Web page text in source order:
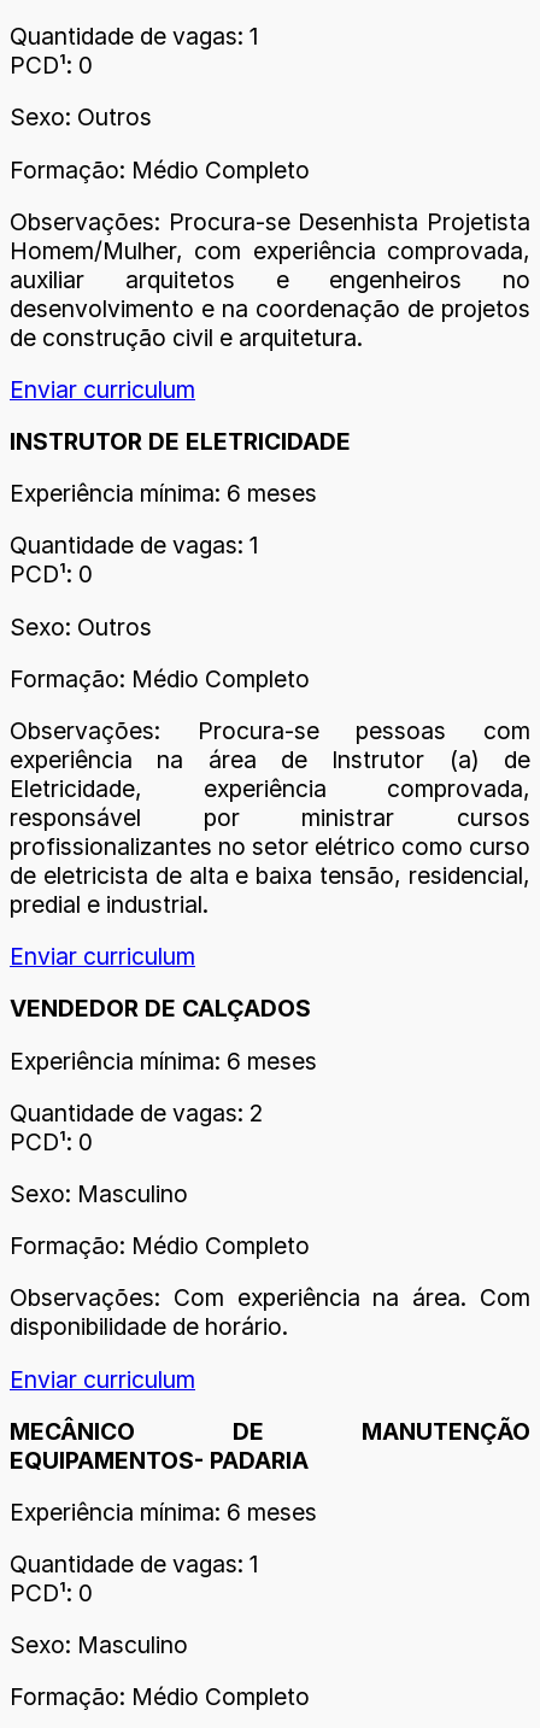
Quantidade de vagas: 1
PCD¹: 0
Sexo: Outros
Formação: Médio Completo
Observações: Procura-se Desenhista Projetista
Homem/Mulher, com experiência comprovada,
auxiliar arquitetos e engenheiros no
desenvolvimento e na coordenação de projetos
de construção civil e arquitetura.
Enviar curriculum
INSTRUTOR DE ELETRICIDADE
Experiência mínima: 6 meses
Quantidade de vagas: 1
PCD¹: 0
Sexo: Outros
Formação: Médio Completo
Observações: Procura-se pessoas com
experiência na área de Instrutor (a) de
Eletricidade, experiência comprovada,
responsável por ministrar cursos
profissionalizantes no setor elétrico como curso
de eletricista de alta e baixa tensão, residencial,
predial e industrial.
Enviar curriculum
VENDEDOR DE CALÇADOS
Experiência mínima: 6 meses
Quantidade de vagas: 2
PCD¹: 0
Sexo: Masculino
Formação: Médio Completo
Observações: Com experiência na área. Com
disponibilidade de horário.
Enviar curriculum
MECÂNICO DE MANUTENÇÃO
EQUIPAMENTOS- PADARIA
Experiência mínima: 6 meses
Quantidade de vagas: 1
PCD¹: 0
Sexo: Masculino
Formação: Médio Completo